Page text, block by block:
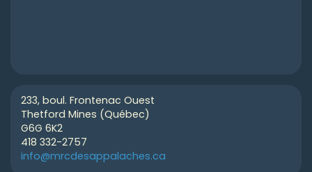
233, boul. Frontenac Ouest
Thetford Mines (Québec)
G6G 6K2
418 332-2757
info@mrcdesappalaches.ca